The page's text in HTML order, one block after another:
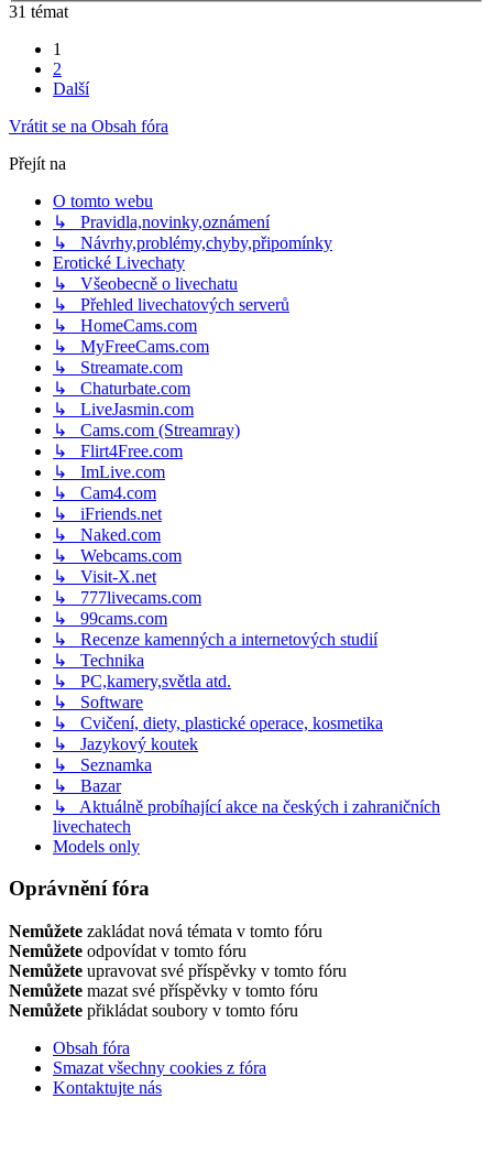
31 témat
1
2
Další
Vrátit se na Obsah fóra
Přejít na
O tomto webu
↳ Pravidla,novinky,oznámení
↳ Návrhy,problémy,chyby,připomínky
Erotické Livechaty
↳ Všeobecně o livechatu
↳ Přehled livechatových serverů
↳ HomeCams.com
↳ MyFreeCams.com
↳ Streamate.com
↳ Chaturbate.com
↳ LiveJasmin.com
↳ Cams.com (Streamray)
↳ Flirt4Free.com
↳ ImLive.com
↳ Cam4.com
↳ iFriends.net
↳ Naked.com
↳ Webcams.com
↳ Visit-X.net
↳ 777livecams.com
↳ 99cams.com
↳ Recenze kamenných a internetových studií
↳ Technika
↳ PC,kamery,světla atd.
↳ Software
↳ Cvičení, diety, plastické operace, kosmetika
↳ Jazykový koutek
↳ Seznamka
↳ Bazar
↳ Aktuálně probíhající akce na českých i zahraničních
livechatech
Models only
Oprávnění fóra
Nemůžete zakládat nová témata v tomto fóru
Nemůžete odpovídat v tomto fóru
Nemůžete upravovat své příspěvky v tomto fóru
Nemůžete mazat své příspěvky v tomto fóru
Nemůžete přikládat soubory v tomto fóru
Obsah fóra
Smazat všechny cookies z fóra
Kontaktujte nás